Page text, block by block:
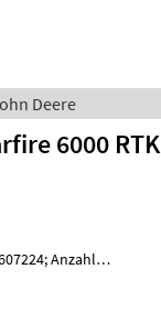
Deere
6000 RTK
Anzahl